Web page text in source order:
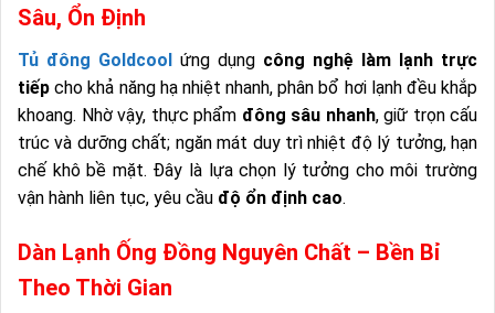
Sâu, Ổn Định
Tủ đông Goldcool ứng dụng công nghệ làm lạnh trực
tiếp cho khả năng hạ nhiệt nhanh, phân bổ hơi lạnh đều khắp
khoang. Nhờ vậy, thực phẩm đông sâu nhanh, giữ trọn cấu
trúc và dưỡng chất; ngăn mát duy trì nhiệt độ lý tưởng, hạn
chế khô bề mặt. Đây là lựa chọn lý tưởng cho môi trường
vận hành liên tục, yêu cầu độ ổn định cao.
Dàn Lạnh Ống Đồng Nguyên Chất – Bền Bỉ
Theo Thời Gian